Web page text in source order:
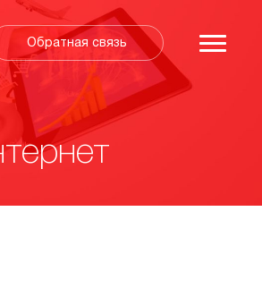
Обратная связь